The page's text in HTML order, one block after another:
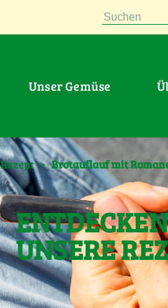
Suchen
Unser Gemüse
Rezept > Brotauflauf mit
UNSERE